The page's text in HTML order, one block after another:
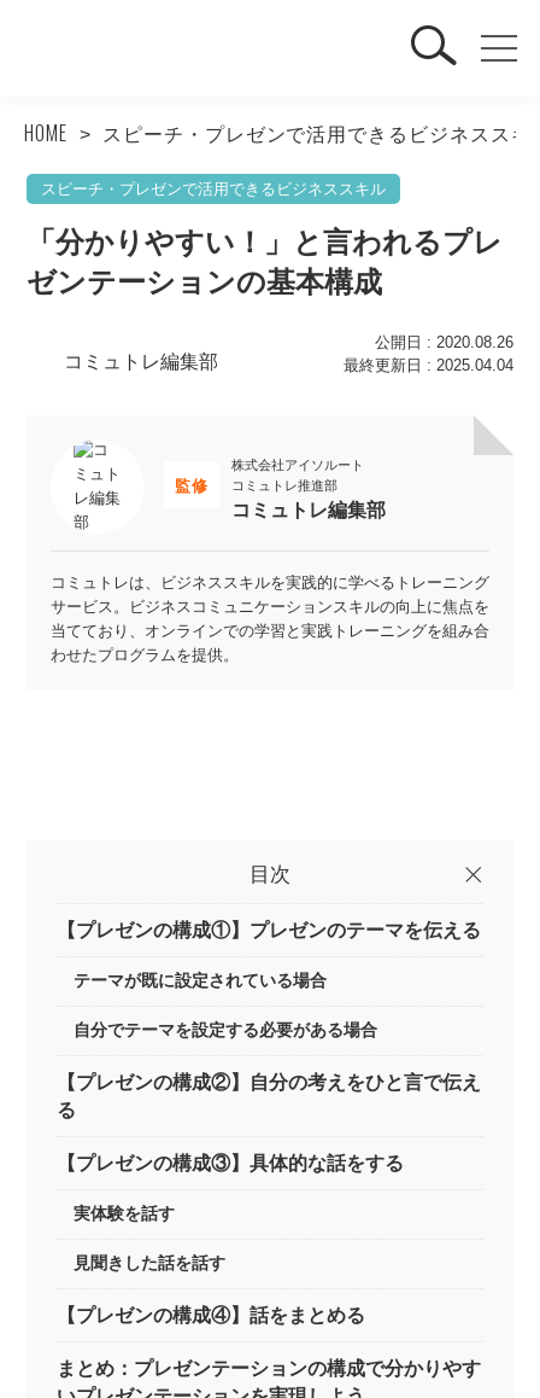
HOME スピーチ・プレゼンで活用できるビジネススキ
スピーチ・プレゼンで活用できるビジネススキル
「分かりやすい！」と言われるプレ
ゼンテーションの基本構成
コミュトレ編集部
公開日 : 2020.08.26
最終更新日 : 2025.04.04
監修
株式会社アイソルート
コミュトレ推進部
コミュトレ編集部
コミュトレは、ビジネススキルを実践的に学べるトレーニング
サービス。ビジネスコミュニケーションスキルの向上に焦点を
当てており、オンラインでの学習と実践トレーニングを組み合
わせたプログラムを提供。
目次
【プレゼンの構成①】プレゼンのテーマを伝える
テーマが既に設定されている場合
自分でテーマを設定する必要がある場合
【プレゼンの構成②】自分の考えをひと言で伝え
る
【プレゼンの構成③】具体的な話をする
実体験を話す
見聞きした話を話す
【プレゼンの構成④】話をまとめる
まとめ：プレゼンテーションの構成で分かりやす